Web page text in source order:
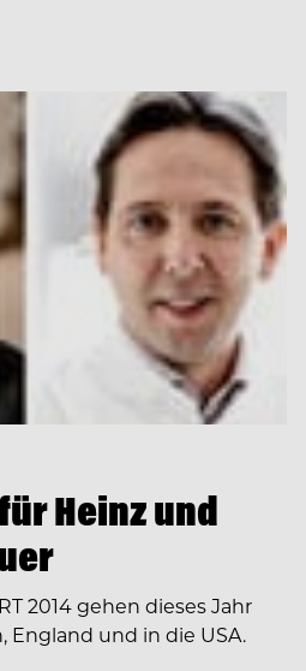
für Heinz und
2014 gehen dieses Jahr
England und in die USA.